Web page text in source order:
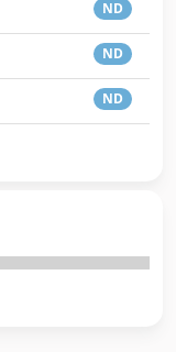
ND
ND
ND